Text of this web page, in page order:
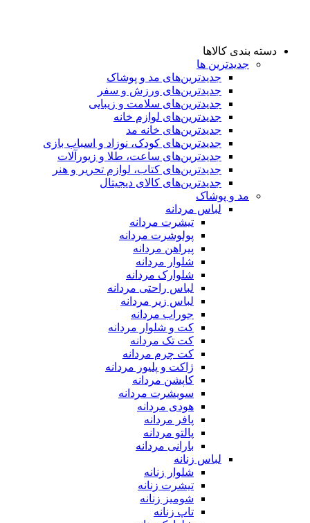
دسته بندی کالاها
جدیدترین ها
جدید‌ترین‌های مد و پوشاک
جدید‌ترین‌های ورزش و سفر
جدید‌ترین‌های سلامت و زیبایی
جدید‌ترین‌های لوازم خانه
جدیدترین‌های خانه مد
جدید‌ترین‌های کودک، نوزاد و اسباب بازی
جدید‌ترین‌های ساعت، طلا و زیورآلات
جدید‌ترین‌های کتاب، لوازم تحریر و هنر
جدید‌ترین‌های کالای دیجیتال
مد و پوشاک
لباس مردانه
تیشرت مردانه
پولوشرت مردانه
پیراهن مردانه
شلوار مردانه
شلوارک مردانه
لباس راحتی مردانه
لباس زیر مردانه
جوراب مردانه
کت و شلوار مردانه
کت تک مردانه
کت چرم مردانه
ژاکت و پلیور مردانه
کاپشن مردانه
سویشرت مردانه
هودی مردانه
پافر مردانه
پالتو مردانه
بارانی مردانه
لباس زنانه
شلوار زنانه
تیشرت زنانه
شومیز زنانه
تاپ زنانه